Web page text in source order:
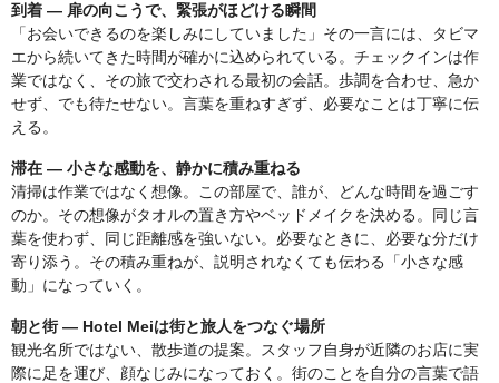
到着 — 扉の向こうで、緊張がほどける瞬間
「お会いできるのを楽しみにしていました」その一言には、タビマ
エから続いてきた時間が確かに込められている。チェックインは作
業ではなく、その旅で交わされる最初の会話。歩調を合わせ、急か
せず、でも待たせない。言葉を重ねすぎず、必要なことは丁寧に伝
える。
滞在 — 小さな感動を、静かに積み重ねる
清掃は作業ではなく想像。この部屋で、誰が、どんな時間を過ごす
のか。その想像がタオルの置き方やベッドメイクを決める。同じ言
葉を使わず、同じ距離感を強いない。必要なときに、必要な分だけ
寄り添う。その積み重ねが、説明されなくても伝わる「小さな感
動」になっていく。
朝と街 — Hotel Meiは街と旅人をつなぐ場所
観光名所ではない、散歩道の提案。スタッフ自身が近隣のお店に実
際に足を運び、顔なじみになっておく。街のことを自分の言葉で語